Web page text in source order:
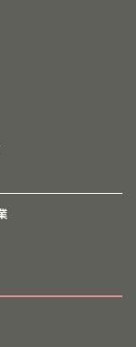
ついて
タッフ
まれ！
まれ！